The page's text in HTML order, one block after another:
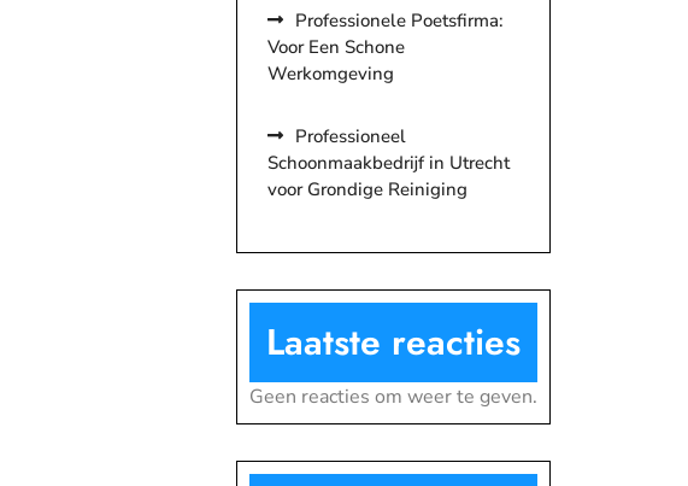
Professionele Poetsfirma:
Voor Een Schone
Werkomgeving
Professioneel
Schoonmaakbedrijf in Utrecht
voor Grondige Reiniging
Laatste reacties
Geen reacties om weer te geven.